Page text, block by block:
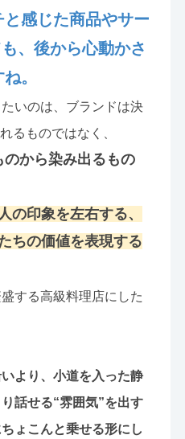
感じた商品やサー
、後から心動かさ
。
いのは、ブランドは決
るものではなく、
から染み出るもの
の印象を左右する、
ちの価値を表現する
する高級料理店にした
より、小道を入った静
話せる“雰囲気”を出す
ょこんと乗せる形にし